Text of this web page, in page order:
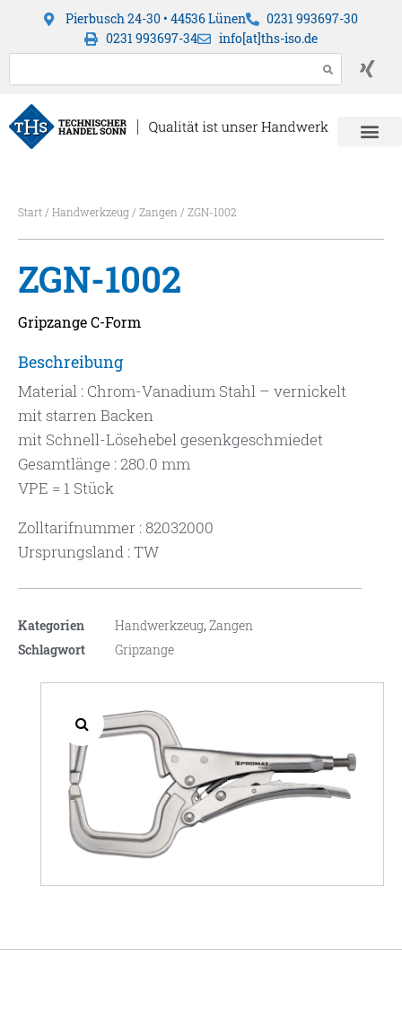
Pierbusch 24-30 • 44536 Lünen
0231 993697-30
0231 993697-34
info[at]ths-iso.de
Start/ Handwerkzeug/ Zangen / ZGN-1002
ZGN-1002
Gripzange C-Form
Beschreibung
Material : Chrom-Vanadium Stahl – vernickelt
mit starren Backen
mit Schnell-Lösehebel gesenkgeschmiedet
Gesamtlänge : 280.0 mm
VPE = 1 Stück
Zolltarifnummer : 82032000
Ursprungsland : TW
Kategorien Handwerkzeug,Zangen
Schlagwort
Gripzange